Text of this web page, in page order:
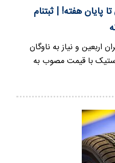
پایان هفته! | ثبتنام
اربعین و نیاز به ناوگان
با قیمت مصوب به